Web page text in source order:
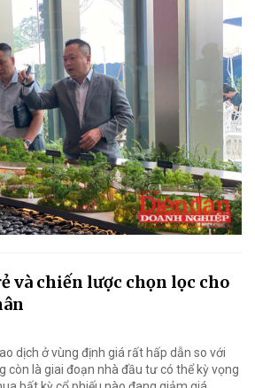
và chiến lược chọn lọc cho
dịch ở vùng định giá rất hấp dẫn so với
còn là giai đoạn nhà đầu tư có thể kỳ vọng